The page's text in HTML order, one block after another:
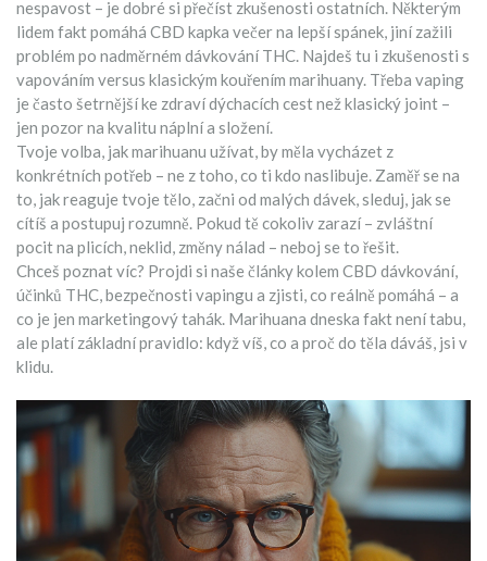
nespavost – je dobré si přečíst zkušenosti ostatních. Některým
lidem fakt pomáhá CBD kapka večer na lepší spánek, jiní zažili
problém po nadměrném dávkování THC. Najdeš tu i zkušenosti s
vapováním versus klasickým kouřením marihuany. Třeba vaping
je často šetrnější ke zdraví dýchacích cest než klasický joint –
jen pozor na kvalitu náplní a složení.
Tvoje volba, jak marihuanu užívat, by měla vycházet z
konkrétních potřeb – ne z toho, co ti kdo naslibuje. Zaměř se na
to, jak reaguje tvoje tělo, začni od malých dávek, sleduj, jak se
cítíš a postupuj rozumně. Pokud tě cokoliv zarazí – zvláštní
pocit na plicích, neklid, změny nálad – neboj se to řešit.
Chceš poznat víc? Projdi si naše články kolem CBD dávkování,
účinků THC, bezpečnosti vapingu a zjisti, co reálně pomáhá – a
co je jen marketingový tahák. Marihuana dneska fakt není tabu,
ale platí základní pravidlo: když víš, co a proč do těla dáváš, jsi v
klidu.